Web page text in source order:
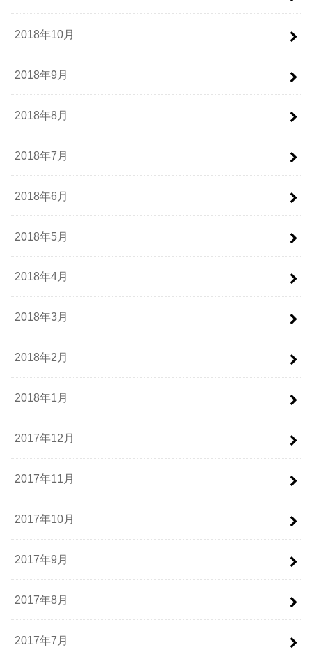
2018年10月
2018年9月
2018年8月
2018年7月
2018年6月
2018年5月
2018年4月
2018年3月
2018年2月
2018年1月
2017年12月
2017年11月
2017年10月
2017年9月
2017年8月
2017年7月